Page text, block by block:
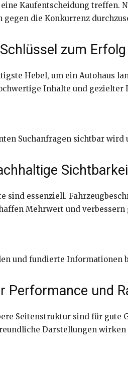
Kaufentscheidung treffen.
gegen die Konkurrenz
zum Erfolg
Hebel, um ein Autohaus
Inhalte und gezielter
Suchanfragen sichtbar
essenziell.
Mehrwert und
und fundierte Informationen
Performance und
Seitenstruktur sind für gute
Darstellungen wirken